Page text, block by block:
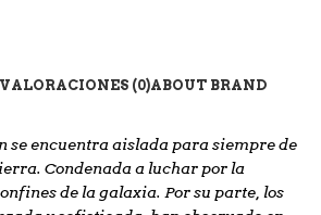
VALORACIONES (0)ABOUT BRAND
se encuentra aislada para siempre de
Condenada a luchar por la
de la galaxia. Por su parte, los